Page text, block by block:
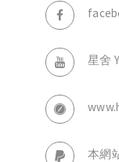
星舍
本網